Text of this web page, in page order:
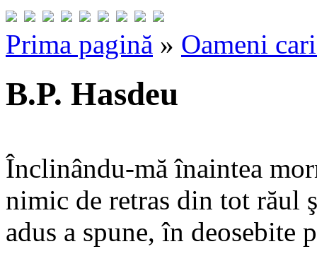
Prima pagină » Oameni
B.P. Hasdeu
Înclinându-mă înaintea
nimic de retras din tot răul
adus a spune, în deosebite